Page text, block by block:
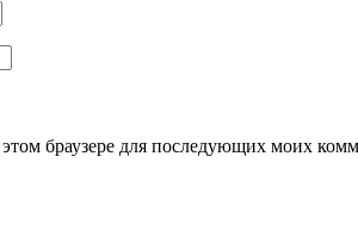
браузере для последующих моих